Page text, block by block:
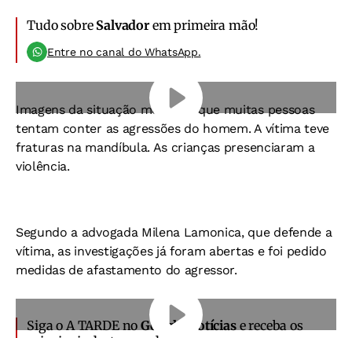
Tudo sobre Salvadorem primeira mão!
Entre no canal do WhatsApp.
Imagens da situação mostram que muitas pessoas
tentam conter as agressões do homem. A vítima teve
fraturas na mandíbula. As crianças presenciaram a
violência.
Segundo a advogada Milena Lamonica, que defende a
vítima, as investigações já foram abertas e foi pedido
medidas de afastamento do agressor.
Siga o A TARDE noGoogle Notíciase receba os